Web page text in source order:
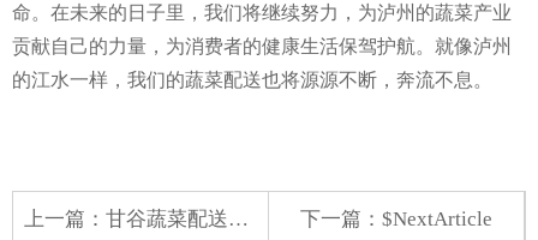
命。在未来的日子里，我们将继续努力，为泸州的蔬菜产业
贡献自己的力量，为消费者的健康生活保驾护航。就像泸州
的江水一样，我们的蔬菜配送也将源源不断，奔流不息。
上一篇： 甘谷蔬菜配送招聘电话 下一篇：$NextArticle